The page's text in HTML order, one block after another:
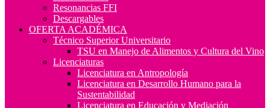
Resonancias FFI
Descargables
OFERTA ACADÉMICA
Técnico Superior Universitario
TSU en Manejo de Alimentos y Cultura del Vino
Licenciaturas
Licenciatura en Antropología
Licenciatura en Desarrollo Humano para la
Sustentabilidad
Licenciatura en Educación y Mediación